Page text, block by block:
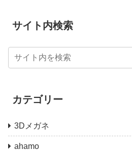
サイト内検索
カテゴリー
3Dメガネ
ahamo